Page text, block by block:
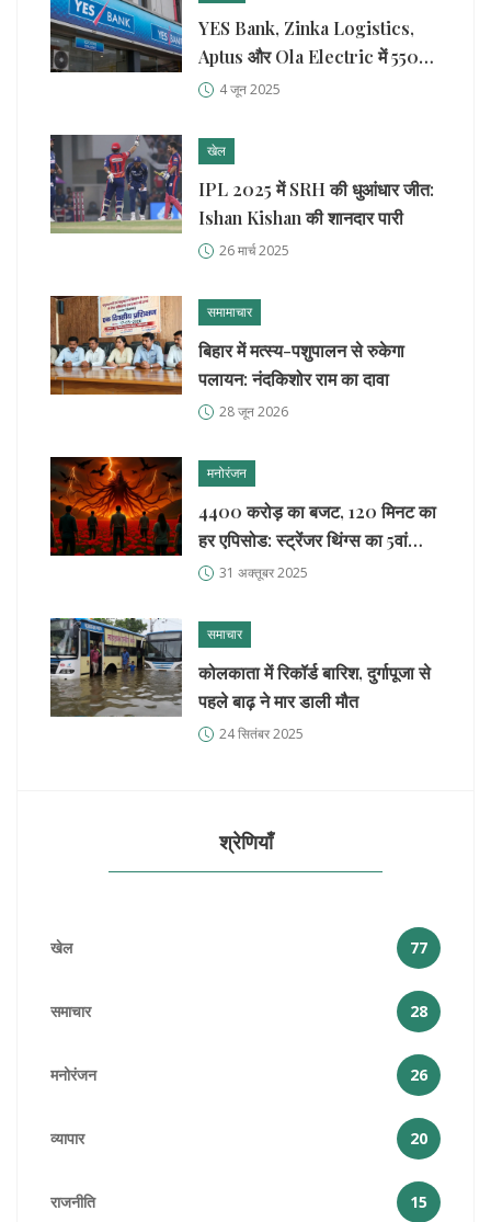
YES Bank, Zinka Logistics,
Aptus और Ola Electric में 5500
करोड़ रुपये के ब्लॉक डील्स से बाजार में
4 जून 2025
खेल
IPL 2025 में SRH की धुआंधार जीत:
Ishan Kishan की शानदार पारी
26 मार्च 2025
समामाचार
बिहार में मत्स्य-पशुपालन से रुकेगा
पलायन: नंदकिशोर राम का दावा
28 जून 2026
मनोरंजन
4400 करोड़ का बजट, 120 मिनट का
हर एपिसोड: स्ट्रेंजर थिंग्स का 5वां
सीजन वापसी पर
31 अक्तूबर 2025
समाचार
कोलकाता में रिकॉर्ड बारिश, दुर्गापूजा से
पहले बाढ़ ने मार डाली मौत
24 सितंबर 2025
श्रेणियाँ
खेल 77
समाचार 28
मनोरंजन 26
व्यापार 20
राजनीति 15